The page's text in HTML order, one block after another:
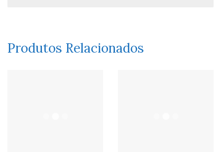
Produtos Relacionados